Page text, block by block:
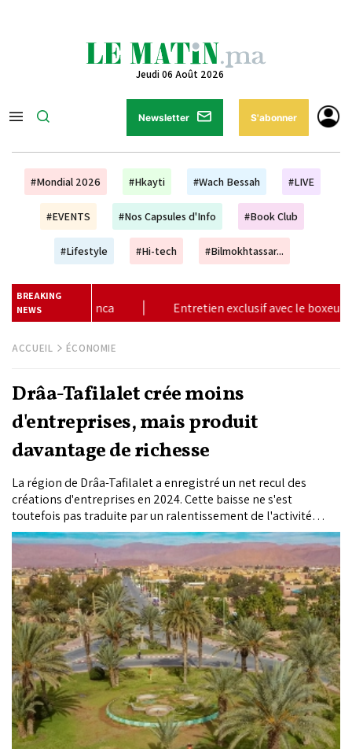
Jeudi 06 Août 2026
Newsletter S'abonner
#Mondial 2026 #Hkayti #Wach Bessah #LIVE
#EVENTS #Nos Capsules d'Info #Book Club
#Lifestyle #Hi-tech #Bilmokhtassar...
BREAKING
NEWSavec le boxeur marocain Bilel Jkitou | Vague de
ACCUEIL ÉCONOMIE
Drâa-Tafilalet crée moins
d'entreprises, mais produit
davantage de richesse
La région de Drâa-Tafilalet a enregistré un net recul des
créations d'entreprises en 2024. Cette baisse ne s'est
toutefois pas traduite par un ralentissement de l'activité
économique. Portées par la progression du chiffre d'affaires,
de la valeur ajoutée et de l'emploi, les entreprises de la
région ont continué à créer davantage de richesse, selon le
dernier rapport de l'Observatoire marocain de la TPME.